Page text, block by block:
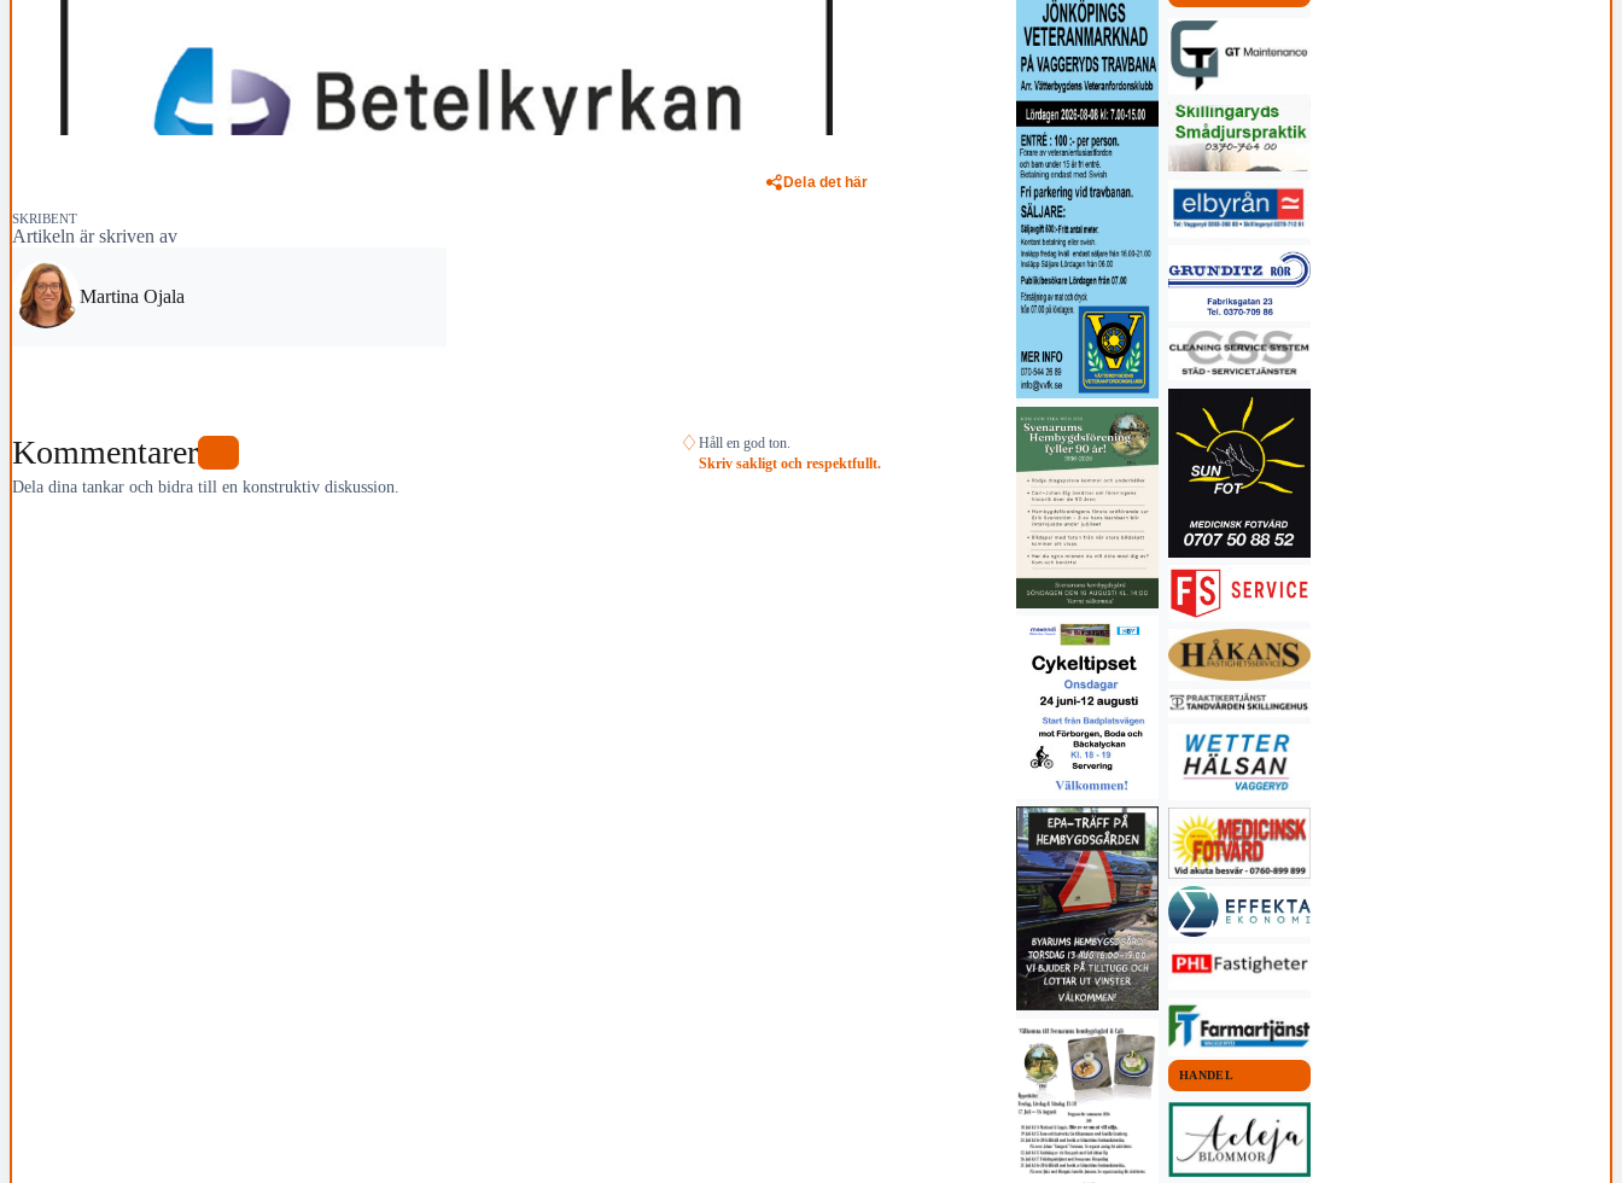
Dela det här
SKRIBENT
Artikeln är skriven av
Martina Ojala
Kommentarer
Dela dina tankar och bidra till en konstruktiv diskussion.
♢ Håll en god ton.
Skriv sakligt och respektfullt.
HANDEL